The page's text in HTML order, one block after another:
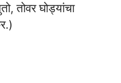
तोवर घोड्यांचा